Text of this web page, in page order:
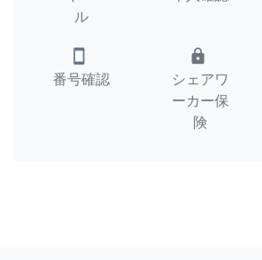
ル
smartphone
番号確認
lock
シェアワ
ーカー保
険